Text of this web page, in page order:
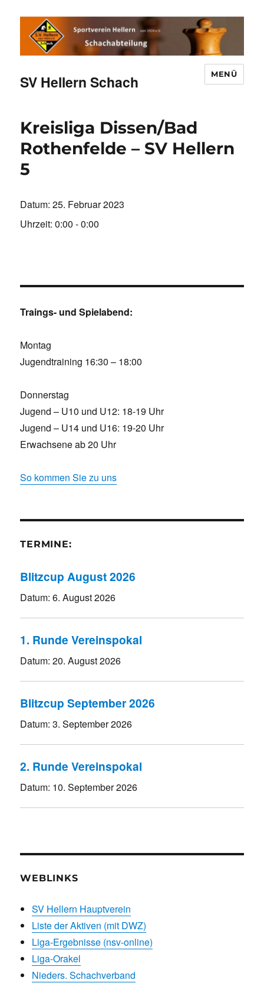
SV Hellern Schach MENÜ
Kreisliga Dissen/Bad
Rothenfelde – SV Hellern
5
Datum:25. Februar 2023
Uhrzeit:0:00 - 0:00
Traings- und Spielabend:
Montag
Jugendtraining 16:30 – 18:00
Donnerstag
Jugend – U10 und U12: 18-19 Uhr
Jugend – U14 und U16: 19-20 Uhr
Erwachsene ab 20 Uhr
So kommen Sie zu uns
TERMINE:
Blitzcup August 2026
Datum:6. August 2026
1. Runde Vereinspokal
Datum:20. August 2026
Blitzcup September 2026
Datum:3. September 2026
2. Runde Vereinspokal
Datum: 10. September 2026
WEBLINKS
SV Hellern Hauptverein
Liste der Aktiven (mit DWZ)
Liga-Ergebnisse (nsv-online)
Liga-Orakel
Nieders. Schachverband